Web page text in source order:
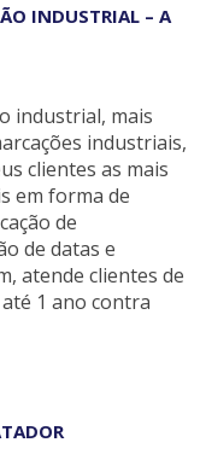
INDUSTRIAL – A
industrial, mais
industriais,
clientes as mais
em forma de
de
de datas e
atende clientes de
1 ano contra